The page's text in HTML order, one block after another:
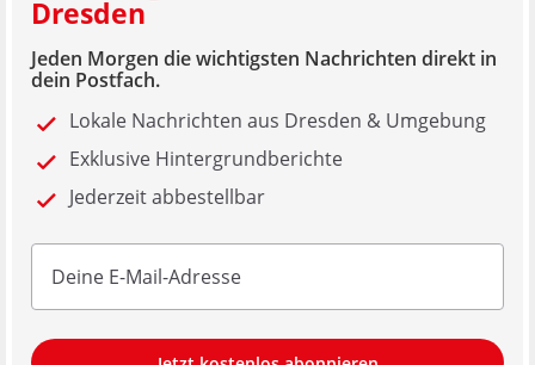
Dresden
Jeden Morgen die wichtigsten Nachrichten direkt in
dein Postfach.
Lokale Nachrichten aus Dresden & Umgebung
Exklusive Hintergrundberichte
Jederzeit abbestellbar